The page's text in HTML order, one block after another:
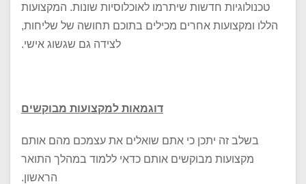
טכנולוגיות חדשות שיתרמו לאוכלוסיות שונות. המקצועות
הללו ומקצועות אחרים מכילים בתוכם תחושה של שליחות,
לצידה גם שגשוג אישי.
דוגמאות למקצועות מבוקשים
בשלב זה יתכן כי אתם שואלים את עצמכם מהם אותם
מקצועות מבוקשים אותם כדאי ללמוד במהלך התואר
הראשון.